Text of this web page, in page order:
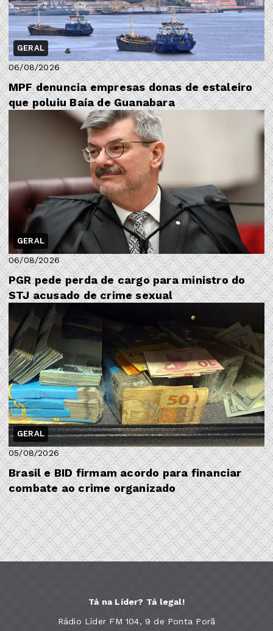
GERAL
06/08/2026
MPF denuncia empresas donas de estaleiro
que poluiu Baía de Guanabara
GERAL
06/08/2026
PGR pede perda de cargo para ministro do
STJ acusado de crime sexual
GERAL
05/08/2026
Brasil e BID firmam acordo para financiar
combate ao crime organizado
Tá na Líder? Tá legal!
Rádio Líder FM 104, 9 de Ponta Porã